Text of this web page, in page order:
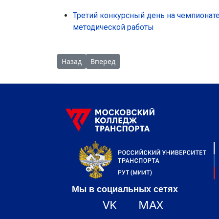
Третий конкурсный день на
методической работы
Предыдущий: Третий конкурсный день у
Назад Следующий: Второй конкурсный
Вперед
Мы в социальных сетях
VK MAX